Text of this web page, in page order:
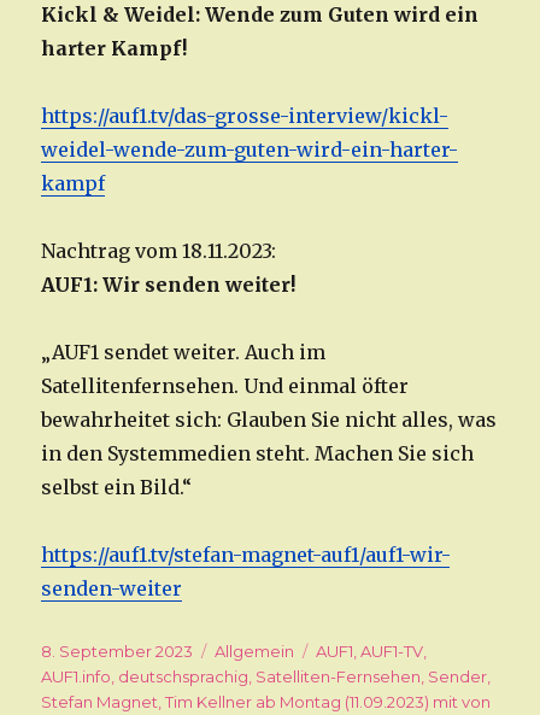
Kickl & Weidel: Wende zum Guten wird ein
harter Kampf!
https://auf1.tv/das-grosse-interview/kickl-
weidel-wende-zum-guten-wird-ein-harter-
kampf
Nachtrag vom 18.11.2023:
AUF1: Wir senden weiter!
„AUF1 sendet weiter. Auch im
Satellitenfernsehen. Und einmal öfter
bewahrheitet sich: Glauben Sie nicht alles, was
in den Systemmedien steht. Machen Sie sich
selbst ein Bild.“
https://auf1.tv/stefan-magnet-auf1/auf1-wir-
senden-weiter
Veröffentlicht
am
8. September 2023 Kategorien
Allgemein Schlagwörter
AUF1 ,AUF1-TV
AUF1.info deutschsprachig Satelliten-Fernsehen Sender
Stefan Magnet ,Tim Kellner ab Montag (11.09.2023) mit von